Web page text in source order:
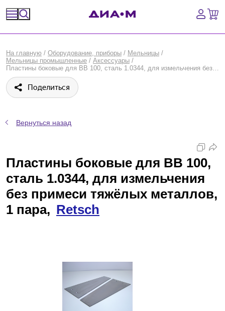
Оборудование, приборы
Расходные материалы, пластик, стекло
Библиотека
Сравнение
На главную / Оборудование, приборы / Мельницы /
Мельницы промышленные / Аксессуары /
Пластины боковые для BB 100, сталь 1.0344, для измельчения без примеси тяжёлых металлов, 1 пара, Retsch
Поделиться
Вернуться назад
Пластины боковые для BB 100,
сталь 1.0344, для измельчения
без примеси тяжёлых металлов,
1 пара, Retsch